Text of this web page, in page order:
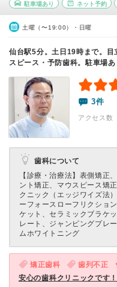
駐車場あり ネット予約
土曜（〜19:00）・日曜
仙台駅5分。土日19時まで。目
スピース・予防歯科。駐車場あ
3件
アクセス数
歯科について
【診療・治療法】 表側矯正
ント矯正、マウスピース矯
クニック（エッジワイズ法
ーフォースローフリクショ
ケット、セラミックブラケ
レート、ジャンピングプレ
ムホワイトニング
矯正歯科 歯列不正
安心の歯科クリニックです！